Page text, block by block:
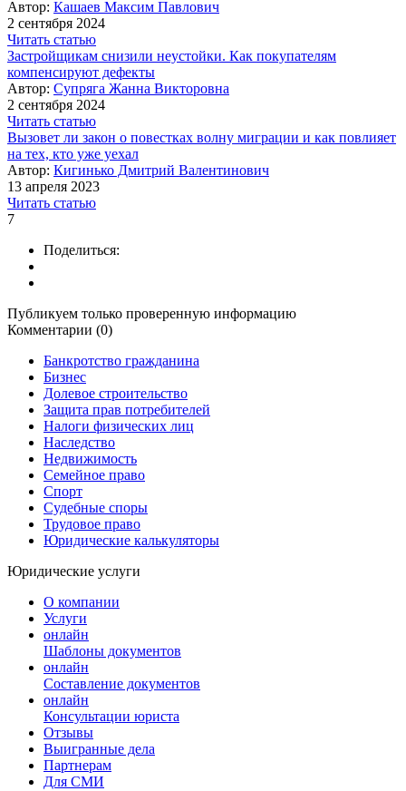
Автор: Кашаев Максим Павлович
2 сентября 2024
Читать статью
Застройщикам снизили неустойки. Как покупателям
компенсируют дефекты
Автор: Супряга Жанна Викторовна
2 сентября 2024
Читать статью
Вызовет ли закон о повестках волну миграции и как повлияет
на тех, кто уже уехал
Автор: Кигинько Дмитрий Валентинович
13 апреля 2023
Читать статью
7
Поделиться:
Публикуем только проверенную информацию
Комментарии (0)
Банкротство гражданина
Бизнес
Долевое строительство
Защита прав потребителей
Налоги физических лиц
Наследство
Недвижимость
Семейное право
Спорт
Судебные споры
Трудовое право
Юридические калькуляторы
Юридические услуги
О компании
Услуги
онлайн
Шаблоны документов
онлайн
Составление документов
онлайн
Консультации юриста
Отзывы
Выигранные дела
Партнерам
Для СМИ